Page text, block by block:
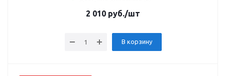
2 010 руб./шт
В корзину